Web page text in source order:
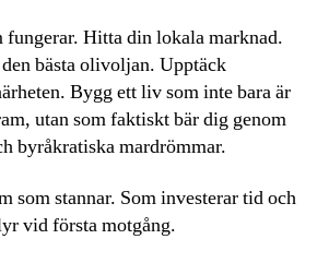
fungerar. Hitta din lokala marknad.
bästa olivoljan. Upptäck
Bygg ett liv som inte bara är
utan som faktiskt bär dig genom
byråkratiska mardrömmar.
som stannar. Som investerar tid och
vid första motgång.